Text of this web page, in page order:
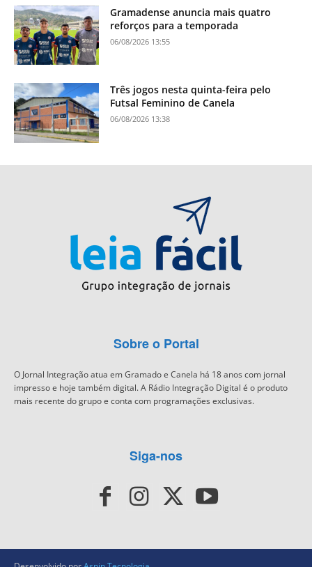
Gramadense anuncia mais quatro
reforços para a temporada
06/08/2026 13:55
Três jogos nesta quinta-feira pelo
Futsal Feminino de Canela
06/08/2026 13:38
Sobre o Portal
O Jornal Integração atua em Gramado e Canela há 18 anos com jornal
impresso e hoje também digital. A Rádio Integração Digital é o produto
mais recente do grupo e conta com programações exclusivas.
Siga-nos